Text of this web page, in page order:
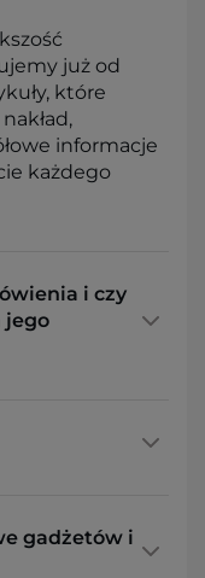
już od
które
informacje
każdego
i czy
jego
gadżetów i